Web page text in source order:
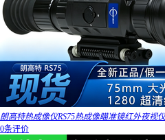
朗高特热成像仪RS75热成像瞄准镜红外夜视
0条评价